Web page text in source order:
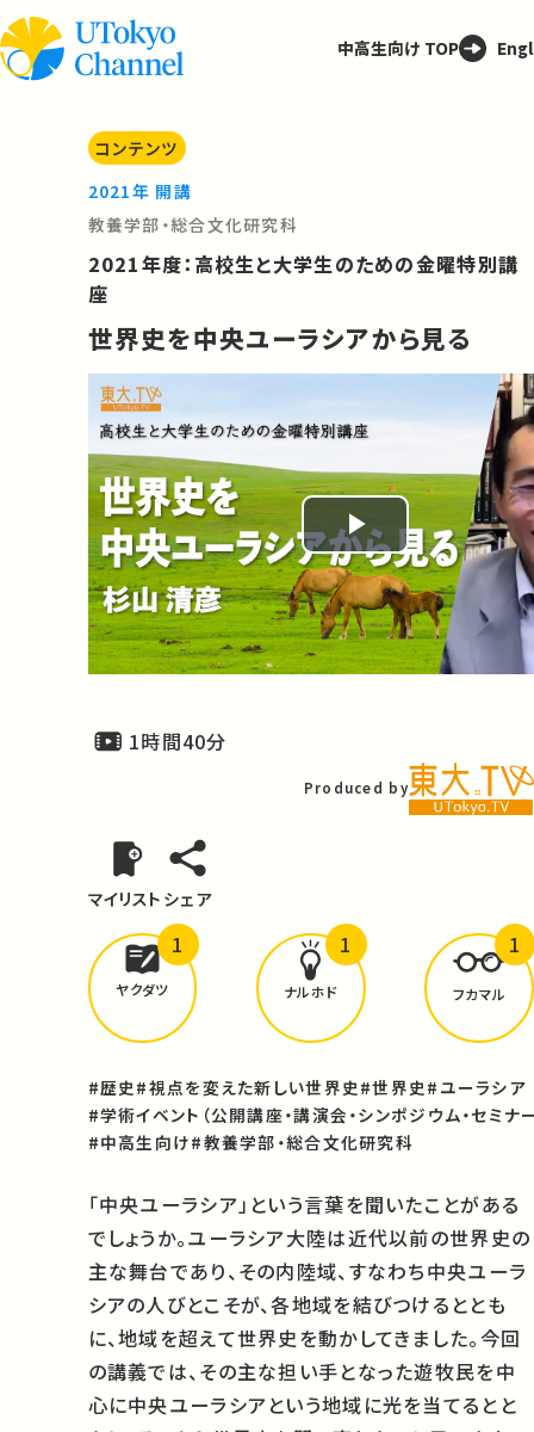
中高生向け TOP
コンテンツ
2021年 開講
教養学部・総合文化研究科
2021年度：高校生と大学生のための金曜特別講
座
世界史を中央ユーラシアから見る
Play
Video
1時間40分
Produced by
マイリスト シェア
どんな学びがありましたか？
ヤクダツ
1
ナルホド
1
フカマル
1
#歴史#視点を変えた新しい世界史#世界史#ユーラシア
#学術イベント（公開講座・講演会・シンポジウム・セミナ
#中高生向け#教養学部・総合文化研究科
「中央ユーラシア」という言葉を聞いたことがある
でしょうか。ユーラシア大陸は近代以前の世界史の
主な舞台であり、その内陸域、すなわち中央ユーラ
シアの人びとこそが、各地域を結びつけるととも
に、地域を超えて世界史を動かしてきました。今回
の講義では、その主な担い手となった遊牧民を中
心に中央ユーラシアという地域に光を当てるとと